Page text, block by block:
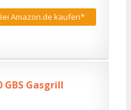
Amazon.de kaufen*
GBS Gasgrill